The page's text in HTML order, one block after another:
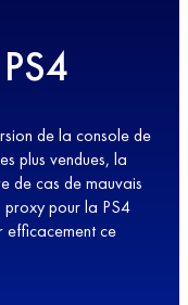
de la console de
plus vendues, la
de cas de mauvais
proxy pour la PS4
efficacement ce